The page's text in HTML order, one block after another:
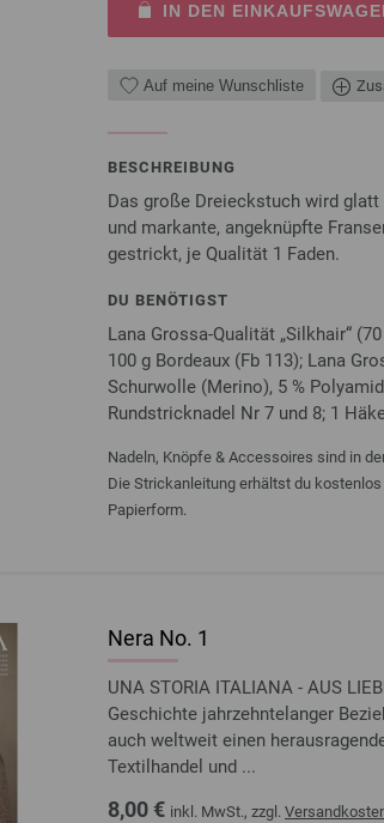
IN DEN
Auf meine Wunschliste
BESCHREIBUNG
Das große Dreieckstuch wird
und markante, angeknüpfte
gestrickt, je Qualität 1 Faden.
DU BENÖTIGST
Lana Grossa-Qualität „Silkhair“
100 g Bordeaux (Fb 113); Lana
Schurwolle (Merino), 5 %
Rundstricknadel Nr 7 und 8; 1
Nadeln, Knöpfe & Accessoires sind in
Die Strickanleitung erhältst du
Papierform.
Nera No. 1
UNA STORIA ITALIANA - AUS
Geschichte jahrzehntelanger
auch weltweit einen
Textilhandel und ...
8,00 € inkl. MwSt., zzgl.